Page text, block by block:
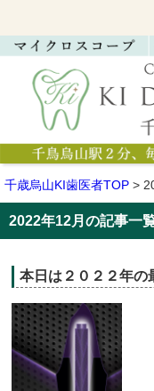
千歳烏山KI歯医者TOP >
2022年12月の記事一
本日は２０２２年の